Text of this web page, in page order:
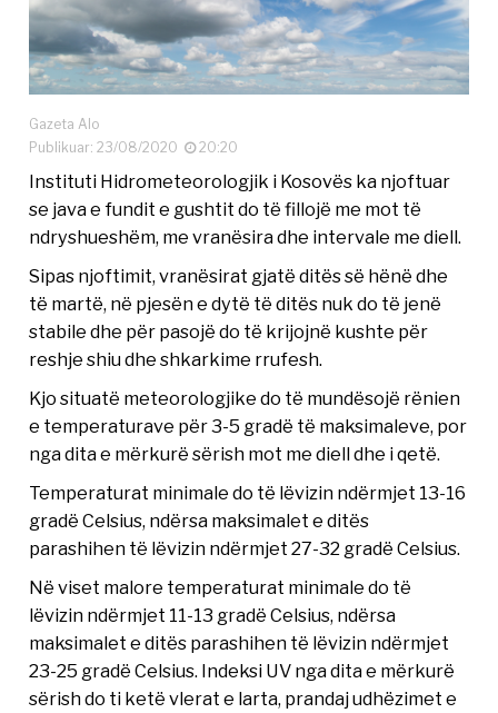
Gazeta Alo
Publikuar: 23/08/2020
20:20
Instituti Hidrometeorologjik i Kosovës ka njoftuar
se java e fundit e gushtit do të fillojë me mot të
ndryshueshëm, me vranësira dhe intervale me diell.
Sipas njoftimit, vranësirat gjatë ditës së hënë dhe
të martë, në pjesën e dytë të ditës nuk do të jenë
stabile dhe për pasojë do të krijojnë kushte për
reshje shiu dhe shkarkime rrufesh.
Kjo situatë meteorologjike do të mundësojë rënien
e temperaturave për 3-5 gradë të maksimaleve, por
nga dita e mërkurë sërish mot me diell dhe i qetë.
Temperaturat minimale do të lëvizin ndërmjet 13-16
gradë Celsius, ndërsa maksimalet e ditës
parashihen të lëvizin ndërmjet 27-32 gradë Celsius.
Në viset malore temperaturat minimale do të
lëvizin ndërmjet 11-13 gradë Celsius, ndërsa
maksimalet e ditës parashihen të lëvizin ndërmjet
23-25 gradë Celsius. Indeksi UV nga dita e mërkurë
sërish do ti ketë vlerat e larta, prandaj udhëzimet e